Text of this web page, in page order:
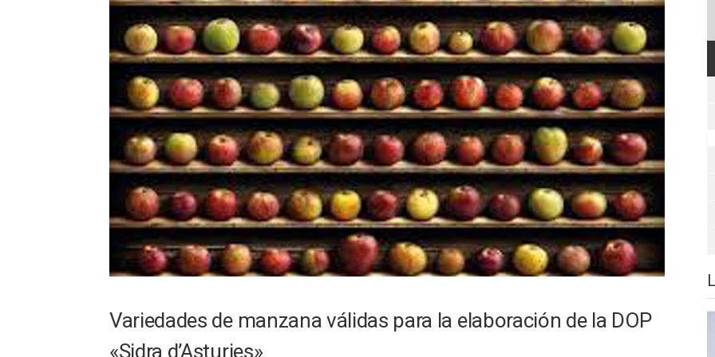
Variedades de manzana válidas para la elaboración de la DOP
«Sidra d’Asturies»